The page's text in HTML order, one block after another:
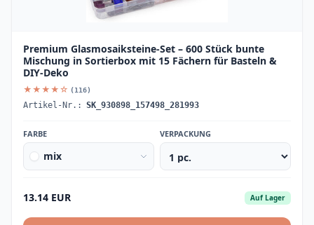
Premium Glasmosaiksteine-Set – 600 Stück bunte
Mischung in Sortierbox mit 15 Fächern für Basteln &
DIY-Deko
★★★★☆ (116)
Artikel-Nr.: SK_930898_157498_281993
FARBE
mix
VERPACKUNG
13.14 EUR Auf Lager